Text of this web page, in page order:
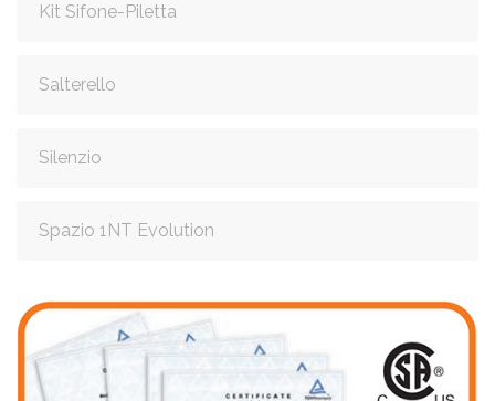
Kit Sifone-Piletta
Salterello
Silenzio
Spazio 1NT Evolution